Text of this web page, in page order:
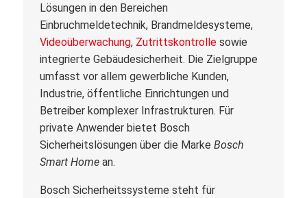
Lösungen in den Bereichen
Einbruchmeldetechnik, Brandmeldesysteme,
Videoüberwachung, Zutrittskontrolle sowie
integrierte Gebäudesicherheit. Die Zielgruppe
umfasst vor allem gewerbliche Kunden,
Industrie, öffentliche Einrichtungen und
Betreiber komplexer Infrastrukturen. Für
private Anwender bietet Bosch
Sicherheitslösungen über die Marke Bosch
Smart Home an.
Bosch Sicherheitssysteme steht für